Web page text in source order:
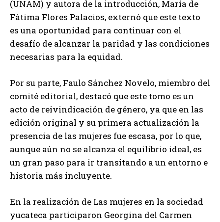
(UNAM) y autora de la introducción, María de
Fátima Flores Palacios, externó que este texto
es una oportunidad para continuar con el
desafío de alcanzar la paridad y las condiciones
necesarias para la equidad.
Por su parte, Faulo Sánchez Novelo, miembro del
comité editorial, destacó que este tomo es un
acto de reivindicación de género, ya que en las
edición original y su primera actualización la
presencia de las mujeres fue escasa, por lo que,
aunque aún no se alcanza el equilibrio ideal, es
un gran paso para ir transitando a un entorno e
historia más incluyente.
En la realización de Las mujeres en la sociedad
yucateca participaron Georgina del Carmen